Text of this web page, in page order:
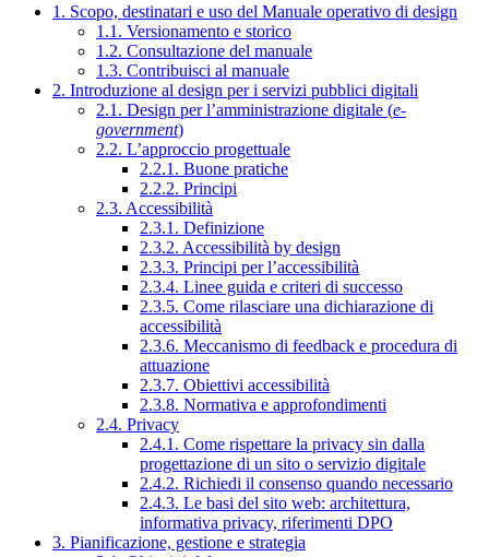
1. Scopo, destinatari e uso del Manuale operativo di design
1.1. Versionamento e storico
1.2. Consultazione del manuale
1.3. Contribuisci al manuale
2. Introduzione al design per i servizi pubblici digitali
2.1. Design per l’amministrazione digitale (e-
government)
2.2. L’approccio progettuale
2.2.1. Buone pratiche
2.2.2. Principi
2.3. Accessibilità
2.3.1. Definizione
2.3.2. Accessibilità by design
2.3.3. Principi per l’accessibilità
2.3.4. Linee guida e criteri di successo
2.3.5. Come rilasciare una dichiarazione di
accessibilità
2.3.6. Meccanismo di feedback e procedura di
attuazione
2.3.7. Obiettivi accessibilità
2.3.8. Normativa e approfondimenti
2.4. Privacy
2.4.1. Come rispettare la privacy sin dalla
progettazione di un sito o servizio digitale
2.4.2. Richiedi il consenso quando necessario
2.4.3. Le basi del sito web: architettura,
informativa privacy, riferimenti DPO
3. Pianificazione, gestione e strategia